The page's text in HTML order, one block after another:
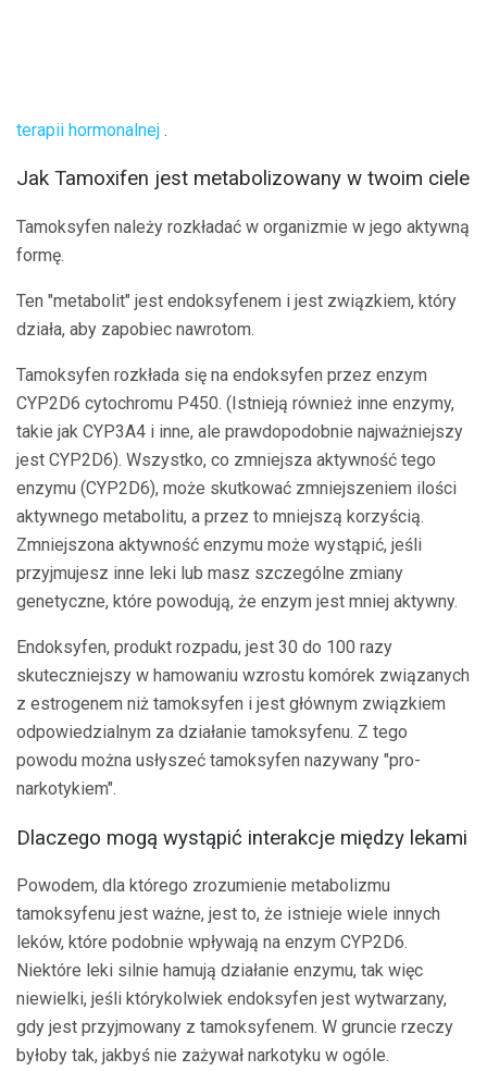
terapii hormonalnej .
Jak Tamoxifen jest metabolizowany w twoim ciele
Tamoksyfen należy rozkładać w organizmie w jego aktywną
formę.
Ten "metabolit" jest endoksyfenem i jest związkiem, który
działa, aby zapobiec nawrotom.
Tamoksyfen rozkłada się na endoksyfen przez enzym
CYP2D6 cytochromu P450. (Istnieją również inne enzymy,
takie jak CYP3A4 i inne, ale prawdopodobnie najważniejszy
jest CYP2D6). Wszystko, co zmniejsza aktywność tego
enzymu (CYP2D6), może skutkować zmniejszeniem ilości
aktywnego metabolitu, a przez to mniejszą korzyścią.
Zmniejszona aktywność enzymu może wystąpić, jeśli
przyjmujesz inne leki lub masz szczególne zmiany
genetyczne, które powodują, że enzym jest mniej aktywny.
Endoksyfen, produkt rozpadu, jest 30 do 100 razy
skuteczniejszy w hamowaniu wzrostu komórek związanych
z estrogenem niż tamoksyfen i jest głównym związkiem
odpowiedzialnym za działanie tamoksyfenu. Z tego
powodu można usłyszeć tamoksyfen nazywany "pro-
narkotykiem".
Dlaczego mogą wystąpić interakcje między lekami
Powodem, dla którego zrozumienie metabolizmu
tamoksyfenu jest ważne, jest to, że istnieje wiele innych
leków, które podobnie wpływają na enzym CYP2D6.
Niektóre leki silnie hamują działanie enzymu, tak więc
niewielki, jeśli którykolwiek endoksyfen jest wytwarzany,
gdy jest przyjmowany z tamoksyfenem. W gruncie rzeczy
byłoby tak, jakbyś nie zażywał narkotyku w ogóle.